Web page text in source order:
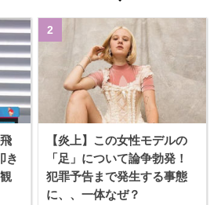
き
【炎上】この女性モデルの
「足」について論争勃発！
犯罪予告まで発生する事態
に、、一体なぜ？